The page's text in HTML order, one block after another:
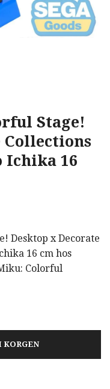
Stage!
Collections
Ichika 16
Desktop x Decorate
16 cm hos
Colorful
KORGEN